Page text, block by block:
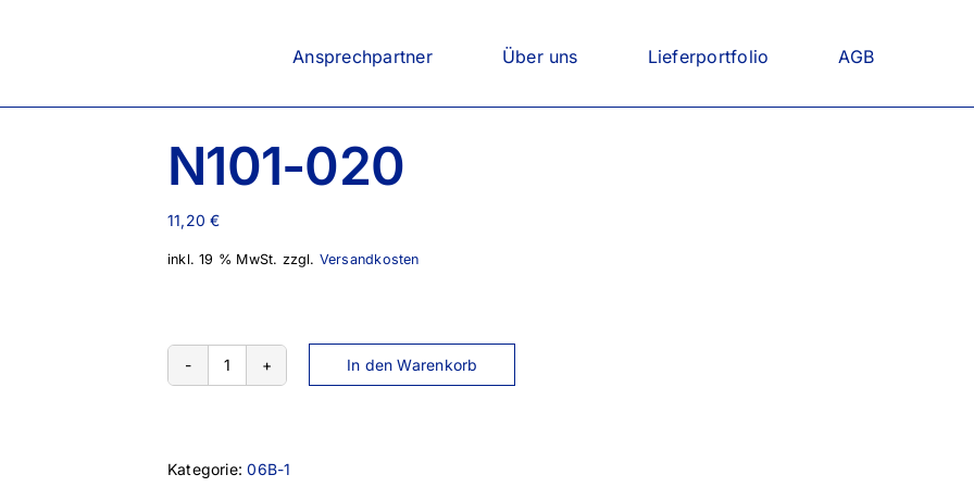
Ansprechpartner Über uns Lieferportfolio AGB
N101-020
11,20€
inkl. 19 % MwSt. zzgl. Versandkosten
N101-
In den Warenkorb
Kategorie:06B-1